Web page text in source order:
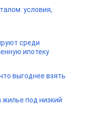
условия,
среди
ипотеку
выгоднее взять
жилье под низкий